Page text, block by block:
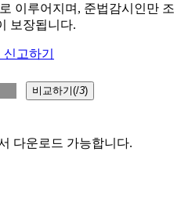
이루어지며, 준법감시인만 조
보장됩니다.
고하기
비교하기(/3)
다운로드 가능합니다.